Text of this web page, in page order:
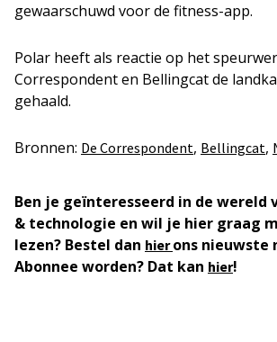
gewaarschuwd voor de fitness-app.
Polar heeft als reactie op het
Correspondent en Bellingcat de
gehaald.
Bronnen: De Correspondent, Bellingcat,
Ben je geïnteresseerd in de wereld
& technologie en wil je hier graag
lezen? Bestel dan hierons nieuwste
Abonnee worden? Dat kan hier!